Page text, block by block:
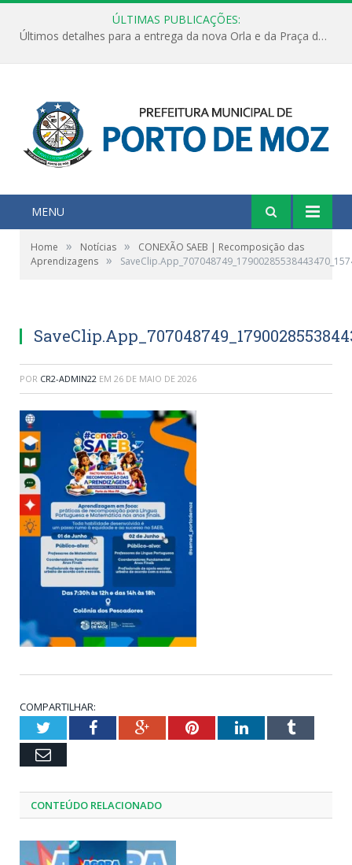
ÚLTIMAS PUBLICAÇÕES:
Últimos detalhes para a entrega da nova Orla e da Praça do Praião
MENU
Home » Notícias »
CONEXÃO SAEB | Recomposição das
Aprendizagens »
POR CR2-ADMIN22 EM 26 DE MAIO DE 2026
COMPARTILHAR:
TwitterFacebookGoogle+PinterestLinkedInTumblr
Email
CONTEÚDO RELACIONADO